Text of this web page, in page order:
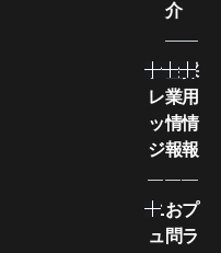
介
ナ
レ
ッ
ジ
企
業
情
報
採
用
情
報
ニ
ュ
お
問
プ
ラ